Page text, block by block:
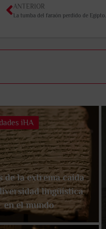
ANTERIOR
La tumba del faraón perdido de Egipto…
iHA
de la extrema caída
lingüística
en el mundo